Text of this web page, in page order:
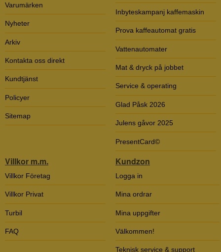
Varumärken
Nyheter
Arkiv
Kontakta oss direkt
Kundtjänst
Policyer
Sitemap
Inbyteskampanj kaffemaskin
Prova kaffeautomat gratis
Vattenautomater
Mat & dryck på jobbet
Service & operating
Glad Påsk 2026
Julens gåvor 2025
PresentCard©
Villkor m.m.
Villkor Företag
Villkor Privat
Turbil
FAQ
Kundzon
Logga in
Mina ordrar
Mina uppgifter
Välkommen!
Teknisk service & support